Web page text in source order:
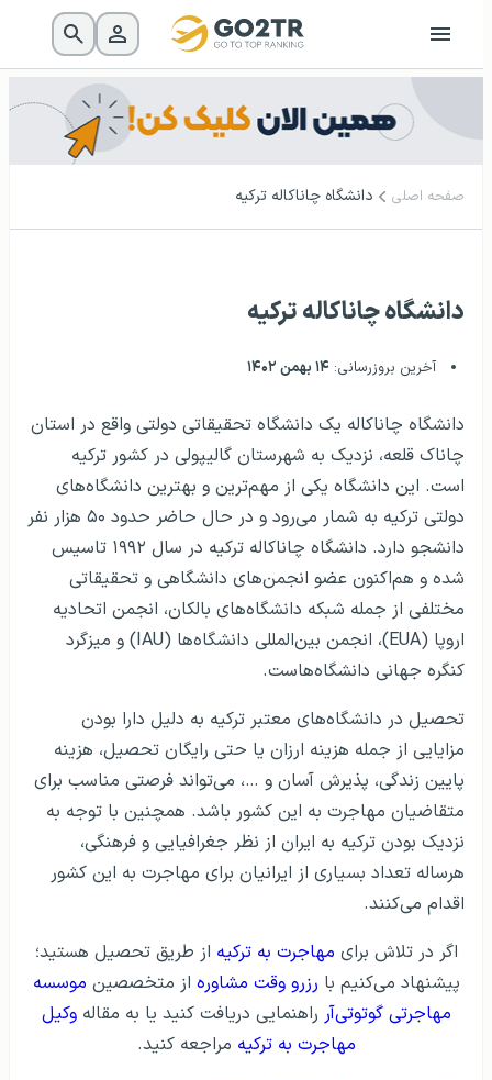
صفحه اصلی دانشگاه چاناکاله ترکیه
دانشگاه چاناکاله ترکیه
آخرین بروزرسانی: ۱۴ بهمن ۱۴۰۲
دانشگاه چاناکاله یک دانشگاه تحقیقاتی دولتی واقع در استان
چاناک قلعه، نزدیک به شهرستان گالیپولی در کشور ترکیه
است. این دانشگاه یکی از مهم‌ترین و بهترین دانشگاه‌های
دولتی ترکیه به شمار می‌رود و در حال حاضر حدود ۵۰ هزار نفر
دانشجو دارد. دانشگاه چاناکاله ترکیه در سال ۱۹۹۲ تاسیس
شده و هم‌اکنون عضو انجمن‌های دانشگاهی و تحقیقاتی
مختلفی از جمله شبکه دانشگاه‌های بالکان، انجمن اتحادیه
اروپا (EUA)، انجمن بین‌المللی دانشگاه‌ها (IAU) و میزگرد
کنگره جهانی دانشگاه‌هاست.
تحصیل در دانشگاه‌های معتبر ترکیه به دلیل دارا بودن
مزایایی از جمله هزینه ارزان یا حتی رایگان تحصیل، هزینه
پایین زندگی، پذیرش آسان و …، می‌تواند فرصتی مناسب برای
متقاضیان مهاجرت به این کشور باشد. همچنین با توجه به
نزدیک بودن ترکیه به ایران از نظر جغرافیایی و فرهنگی،
هرساله تعداد بسیاری از ایرانیان برای مهاجرت به این کشور
اقدام می‌کنند.
اگر در تلاش برای مهاجرت به ترکیه از طریق تحصیل هستید؛
پیشنهاد می‌کنیم با رزرو وقت مشاوره از متخصصین موسسه
مهاجرتی گوتوتی‌آر راهنمایی دریافت کنید یا به مقالهوکیل
مهاجرت به ترکیه مراجعه کنید.